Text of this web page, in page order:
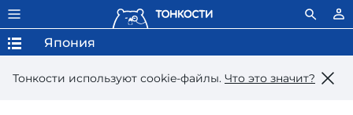
Тонкости используют сookie-файлы. Что это значит?
Япония